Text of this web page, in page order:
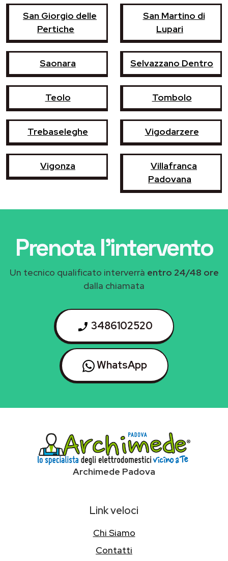
San Giorgio delle
Pertiche
San Martino di
Lupari
Saonara Selvazzano Dentro
Teolo Tombolo
Trebaseleghe Vigodarzere
Vigonza
Villafranca
Padovana
Prenota l'intervento
Un tecnico qualificato interverrà entro 24/48 ore
dalla chiamata
3486102520
WhatsApp
Archimede Padova
Link veloci
Chi Siamo
Contatti